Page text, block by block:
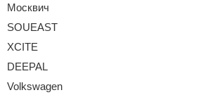
Москвич
SOUEAST
XCITE
DEEPAL
Volkswagen